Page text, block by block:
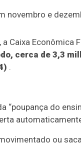
novembro e
a Caixa
cerca de 3,3
.
“poupança do
ou